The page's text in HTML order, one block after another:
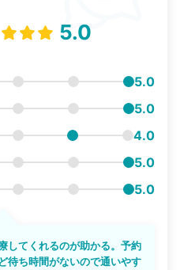
5.0
5.0
5.0
4.0
5.0
5.0
してくれるのが助かる。予約
待ち時間がないので通いやす